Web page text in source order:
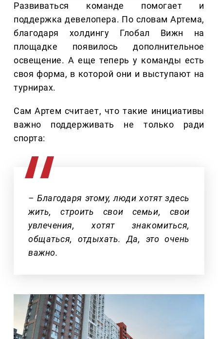
Развиваться команде помогает и
поддержка девелопера. По словам Артема,
благодаря холдингу Глобал Вижн на
площадке появилось дополнительное
освещение. А еще теперь у команды есть
своя форма, в которой они и выступают на
турнирах.
Сам Артем считает, что такие инициативы
важно поддерживать не только ради
спорта:
– Благодаря этому, люди хотят здесь
жить, строить свои семьи, свои
увлечения, хотят знакомиться,
общаться, отдыхать. Да, это очень
важно.